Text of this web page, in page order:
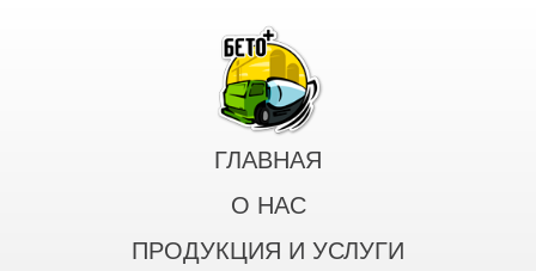
ГЛАВНАЯ
О НАС
ПРОДУКЦИЯ И УСЛУГИ